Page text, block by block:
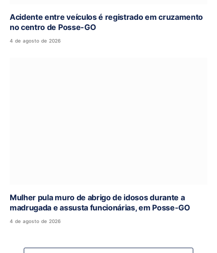
Acidente entre veículos é registrado em cruzamento
no centro de Posse-GO
4 de agosto de 2026
Mulher pula muro de abrigo de idosos durante a
madrugada e assusta funcionárias, em Posse-GO
4 de agosto de 2026